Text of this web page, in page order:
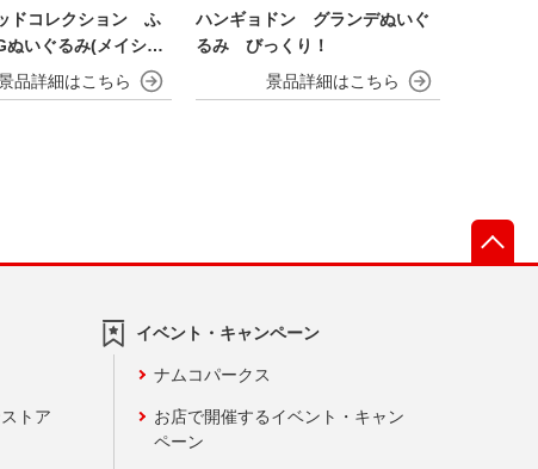
ドコレクション ふ
ぬいぐるみ(メイショ
ハンギョドン グランデぬいぐ
るみ びっくり！
トア
イベント・キャンペーン
ナムコパークス
お店で開催するイベント・キャン
ペーン